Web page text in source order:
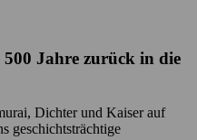
500 Jahre zurück in die
Dichter und Kaiser auf
geschichtsträchtige